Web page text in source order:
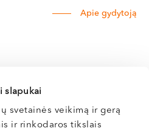
slapukai
svetainės veikimą ir gerą
ir rinkodaros tikslais
Apie gydytoją